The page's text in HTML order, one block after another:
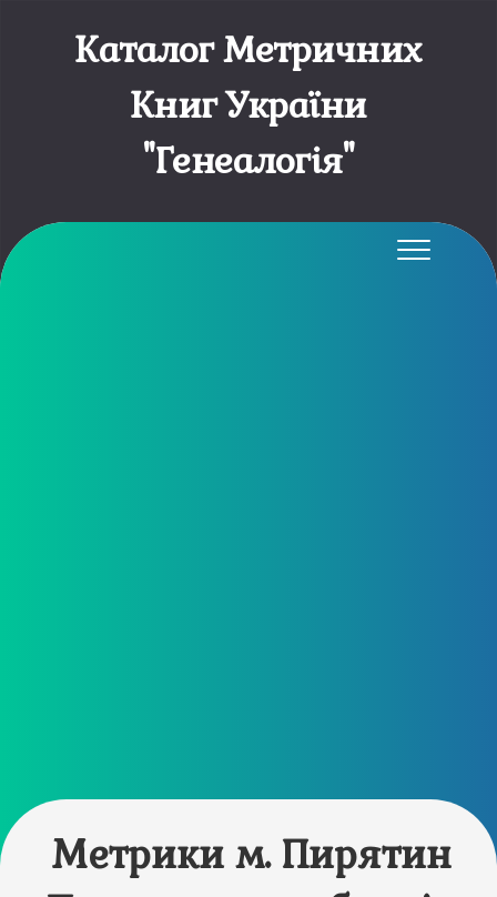
Каталог Метричних
Книг України
"Генеалогія"
Метрики м. Пирятин